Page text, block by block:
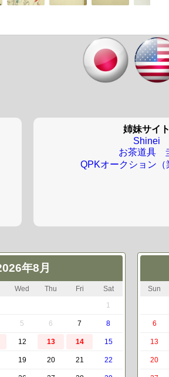
姉妹サイト
Shinei
お茶道具
QPKオークション（
年8月
Wed Thu Fri
Sat
1
5 6 7 8
12 13 14 15
19 20 21 22
Sun
6
13
20